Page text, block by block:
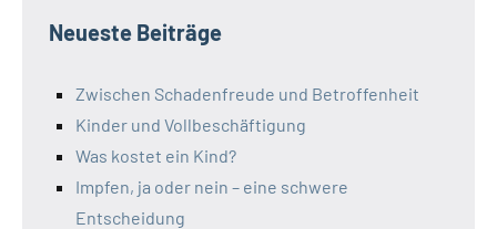
Neueste Beiträge
Zwischen Schadenfreude und Betroffenheit
Kinder und Vollbeschäftigung
Was kostet ein Kind?
Impfen, ja oder nein – eine schwere
Entscheidung